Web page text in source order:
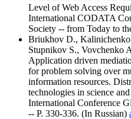
Level of Web Access
International CODATA
Society -- from Today to
Briukhov D.,
Stupnikov S., Vovchenko
Application driven
for problem solving over
information resources.
technologies in science
International Conference
-- P. 330-336. (In Russian)